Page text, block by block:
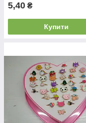
5,40 ₴
Купити